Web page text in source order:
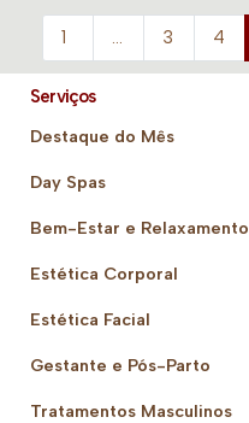
1 … 3 4
Serviços
Destaque do Mês
Day Spas
Bem-Estar e Relaxamento
Estética Corporal
Estética Facial
Gestante e Pós-Parto
Tratamentos Masculinos